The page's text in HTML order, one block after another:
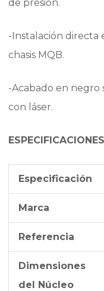
de presión.
-Instalación directa
chasis MQB.
-Acabado en negro
con láser.
Especificación
Marca
Referencia
Dimensiones
del Núcleo